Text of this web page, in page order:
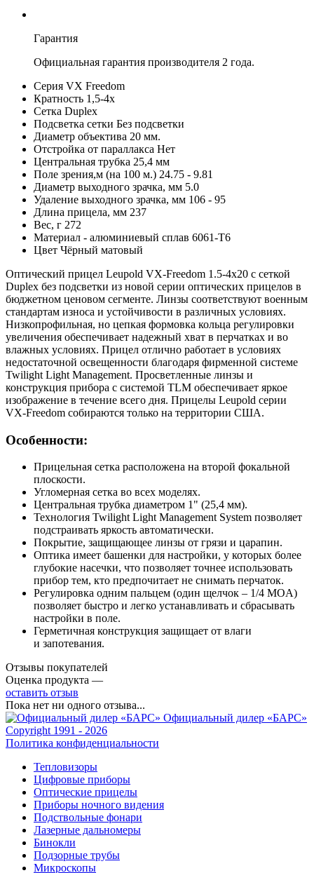
Гарантия
Официальная гарантия производителя 2 года.
Серия VX Freedom
Кратность 1,5-4х
Сетка Duplex
Подсветка сетки Без подсветки
Диаметр объектива 20 мм.
Отстройка от параллакса Нет
Центральная трубка 25,4 мм
Поле зрения,м (на 100 м.) 24.75 - 9.81
Диаметр выходного зрачка, мм 5.0
Удаление выходного зрачка, мм 106 - 95
Длина прицела, мм 237
Вес, г 272
Материал - алюминиевый сплав 6061-T6
Цвет Чёрный матовый
Оптический прицел Leupold VX-Freedom 1.5-4x20 c сеткой
Duplex без подсветки из новой серии оптических прицелов в
бюджетном ценовом сегменте. Линзы соответствуют военным
стандартам износа и устойчивости в различных условиях.
Низкопрофильная, но цепкая формовка кольца регулировки
увеличения обеспечивает надежный хват в перчатках и во
влажных условиях. Прицел отлично работает в условиях
недостаточной освещенности благодаря фирменной системе
Twilight Light Management. Просветленные линзы и
конструкция прибора с системой TLM обеспечивает яркое
изображение в течение всего дня. Прицелы Leupold серии
VX-Freedom собираются только на территории США.
Особенности:
Прицельная сетка расположена на второй фокальной
плоскости.
Угломерная сетка во всех моделях.
Центральная трубка диаметром 1" (25,4 мм).
Технология Twilight Light Management System позволяет
подстраивать яркость автоматически.
Покрытие, защищающее линзы от грязи и царапин.
Оптика имеет башенки для настройки, у которых более
глубокие насечки, что позволяет точнее использовать
прибор тем, кто предпочитает не снимать перчаток.
Регулировка одним пальцем (один щелчок – 1/4 MOA)
позволяет быстро и легко устанавливать и сбрасывать
настройки в поле.
Герметичная конструкция защищает от влаги
и запотевания.
Отзывы покупателей
Оценка продукта —
оставить отзыв
Пока нет ни одного отзыва...
Официальный дилер «БАРС»
Copyright 1991 - 2026
Политика конфиденциальности
Тепловизоры
Цифровые приборы
Оптические прицелы
Приборы ночного видения
Подствольные фонари
Лазерные дальномеры
Бинокли
Подзорные трубы
Микроскопы